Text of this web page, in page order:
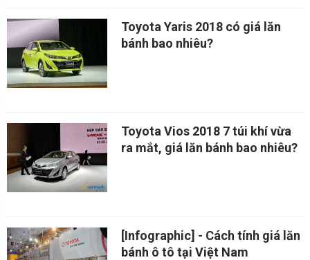
Toyota Yaris 2018 có giá lăn
bánh bao nhiêu?
Toyota Vios 2018 7 túi khí vừa
ra mắt, giá lăn bánh bao nhiêu?
[Infographic] - Cách tính giá lăn
bánh ô tô tại Việt Nam